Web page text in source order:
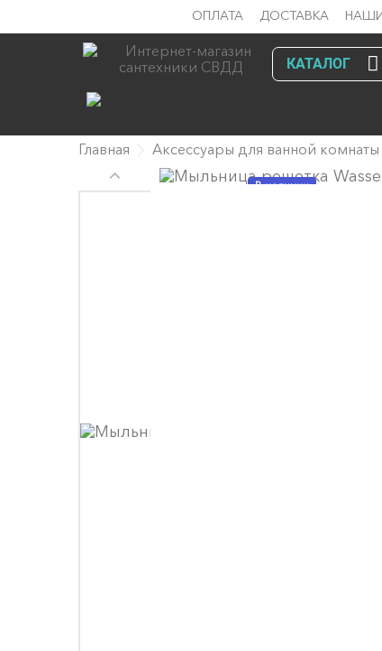
ОПЛАТА ДОСТАВКА
КАТАЛОГ
Главная Аксессуары для ванной комнаты
В наличии